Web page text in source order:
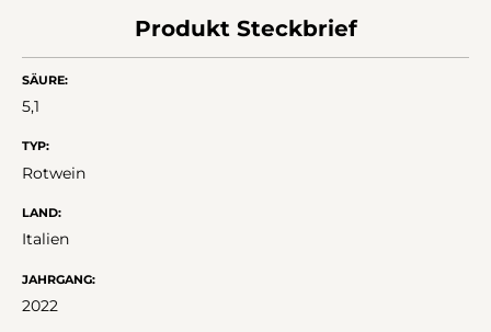
Produkt Steckbrief
SÄURE:
5,1
TYP:
Rotwein
LAND:
Italien
JAHRGANG:
2022